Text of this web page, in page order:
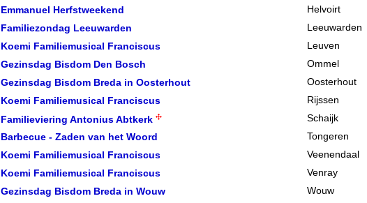
Emmanuel Herfstweekend Helvoirt
Familiezondag Leeuwarden Leeuwarden
Koemi Familiemusical Franciscus Leuven
Gezinsdag Bisdom Den Bosch Ommel
Gezinsdag Bisdom Breda in Oosterhout Oosterhout
Koemi Familiemusical Franciscus Rijssen
Familieviering Antonius Abtkerk Schaijk
Barbecue - Zaden van het Woord Tongeren
Koemi Familiemusical Franciscus Veenendaal
Koemi Familiemusical Franciscus Venray
Gezinsdag Bisdom Breda in Wouw Wouw